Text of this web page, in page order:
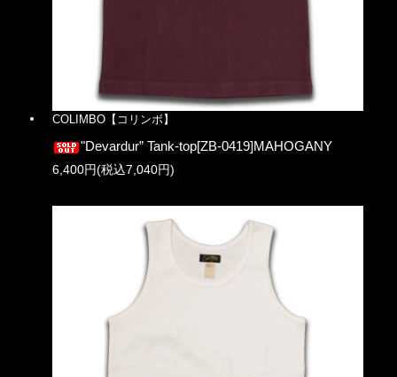
COLIMBO【コリンボ】
"Devardur” Tank-top[ZB-0419]MAHOGANY
6,400円(税込7,040円)